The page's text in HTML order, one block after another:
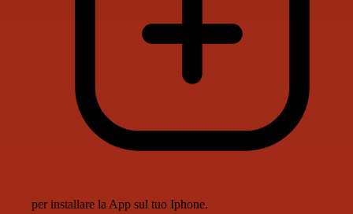
per installare la App sul tuo Iphone.